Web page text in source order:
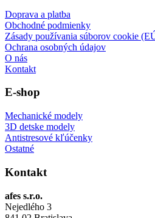
Doprava a platba
Obchodné podmienky
Zásady používania súborov cookie
Ochrana osobných údajov
O nás
Kontakt
E-shop
Mechanické modely
3D detske modely
Antistresové kľúčenky
Ostatné
Kontakt
afes s.r.o.
Nejedlého 3